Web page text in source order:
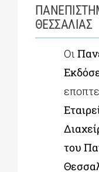
ΘΕΣΣΑΛΙΑΣ
Οι
του